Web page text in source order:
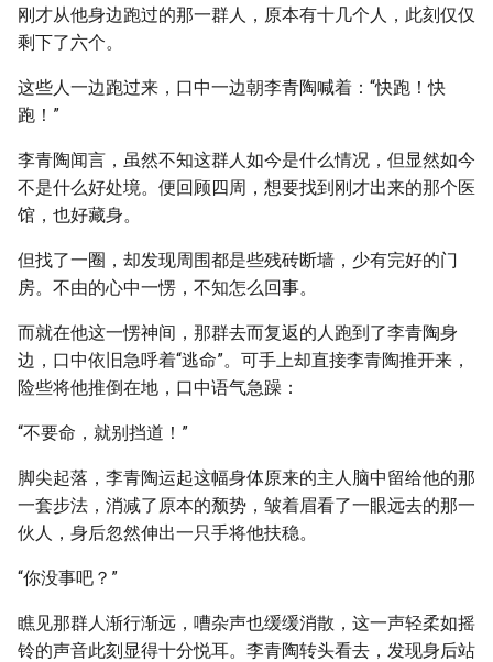
刚才从他身边跑过的那一群人，原本有十几个人，此刻仅仅
剩下了六个。
这些人一边跑过来，口中一边朝李青陶喊着：“快跑！快
跑！”
李青陶闻言，虽然不知这群人如今是什么情况，但显然如今
不是什么好处境。便回顾四周，想要找到刚才出来的那个医
馆，也好藏身。
但找了一圈，却发现周围都是些残砖断墙，少有完好的门
房。不由的心中一愣，不知怎么回事。
而就在他这一愣神间，那群去而复返的人跑到了李青陶身
边，口中依旧急呼着“逃命”。可手上却直接李青陶推开来，
险些将他推倒在地，口中语气急躁：
“不要命，就别挡道！”
脚尖起落，李青陶运起这幅身体原来的主人脑中留给他的那
一套步法，消减了原本的颓势，皱着眉看了一眼远去的那一
伙人，身后忽然伸出一只手将他扶稳。
“你没事吧？”
瞧见那群人渐行渐远，嘈杂声也缓缓消散，这一声轻柔如摇
铃的声音此刻显得十分悦耳。李青陶转头看去，发现身后站